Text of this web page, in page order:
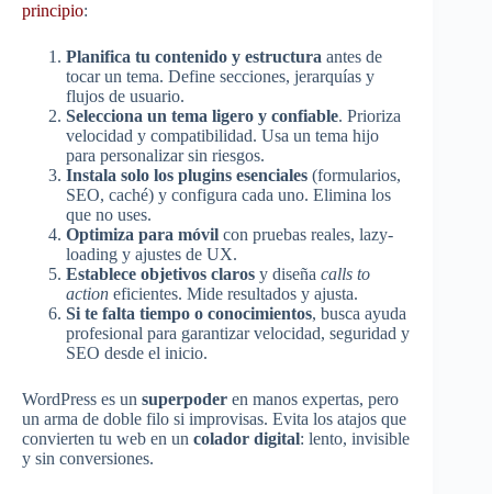
principio:
Planifica tu contenido y estructura antes de
tocar un tema. Define secciones, jerarquías y
flujos de usuario.
Selecciona un tema ligero y confiable. Prioriza
velocidad y compatibilidad. Usa un tema hijo
para personalizar sin riesgos.
Instala solo los plugins esenciales (formularios,
SEO, caché) y configura cada uno. Elimina los
que no uses.
Optimiza para móvil con pruebas reales, lazy-
loading y ajustes de UX.
Establece objetivos claros y diseña calls to
action eficientes. Mide resultados y ajusta.
Si te falta tiempo o conocimientos, busca ayuda
profesional para garantizar velocidad, seguridad y
SEO desde el inicio.
WordPress es un superpoder en manos expertas, pero
un arma de doble filo si improvisas. Evita los atajos que
convierten tu web en un colador digital: lento, invisible
y sin conversiones.